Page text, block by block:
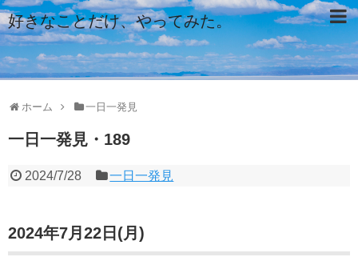
好きなことだけ、やってみた。
ホーム 一日一発見
一日一発見・189
2024/7/28 一日一発見
2024年7月22日(月)